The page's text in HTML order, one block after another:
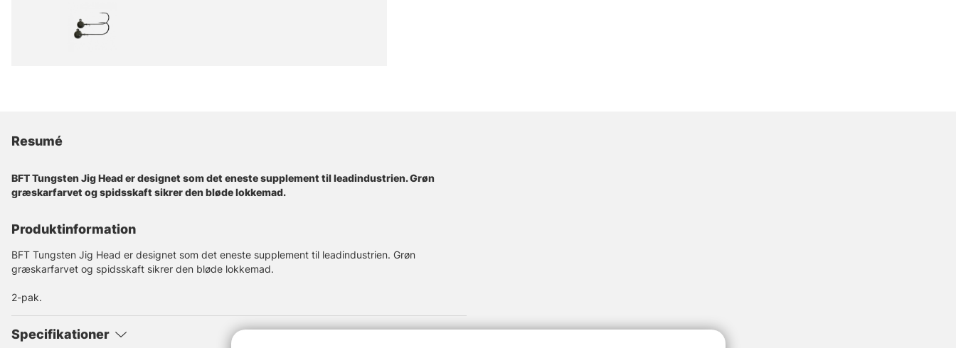
Resumé
BFT Tungsten Jig Head er designet som det eneste supplement til leadindustrien. Grøn
græskarfarvet og spidsskaft sikrer den bløde lokkemad.
Produktinformation
BFT Tungsten Jig Head er designet som det eneste supplement til leadindustrien. Grøn
græskarfarvet og spidsskaft sikrer den bløde lokkemad.
2-pak.
Specifikationer